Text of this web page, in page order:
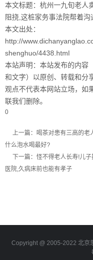
本文标题：杭州一九旬老人
阻挠,这桩家务事法院帮着沟
本文出处：
http://
shenghuo/4438.html
本站声明：本站发布的内容
和文字）以原创、转载和分
观点不代表本网站立场，如
联我们删除。
0
上一篇：喝茶对患有三高的老
什么泡水喝最好?
下一篇：怪不得老人长寿!儿
医院,久病床前也能有孝子
Copyright @ 2005-2022 北京